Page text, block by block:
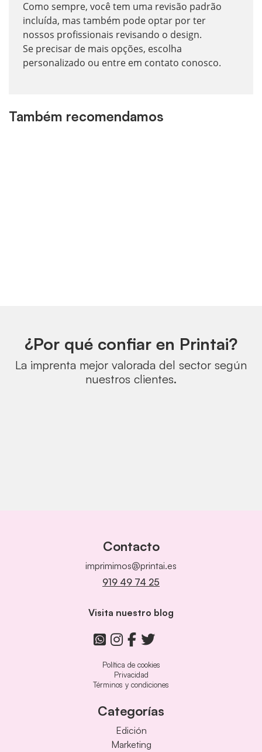
Como sempre, você tem uma revisão padrão
incluída, mas também pode optar por ter
nossos profissionais revisando o design.
Se precisar de mais opções, escolha
personalizado ou entre em contato conosco.
Também recomendamos
¿Por qué confiar en Printai?
La imprenta mejor valorada del sector según
nuestros clientes.
Contacto
imprimimos@printai.es
919 49 74 25
Visita nuestro blog
Política de cookies
Privacidad
Términos y condiciones
Categorías
Edición
Marketing